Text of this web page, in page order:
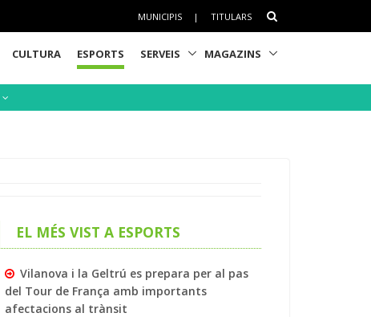
MUNICIPIS | TITULARS
CULTURA ESPORTS SERVEIS MAGAZINS
EL MÉS VIST A ESPORTS
Vilanova i la Geltrú es prepara per al pas
del Tour de França amb importants
afectacions al trànsit